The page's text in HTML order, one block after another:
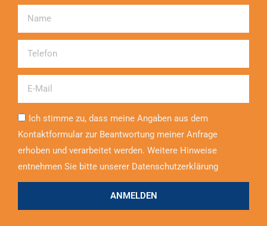
Telefon
Ich stimme zu, dass meine Angaben aus dem
Kontaktformular zur Beantwortung meiner Anfrage
erhoben und verarbeitet werden. Weitere Hinweise
entnehmen Sie bitte unserer Datenschutzerklärung
ANMELDEN